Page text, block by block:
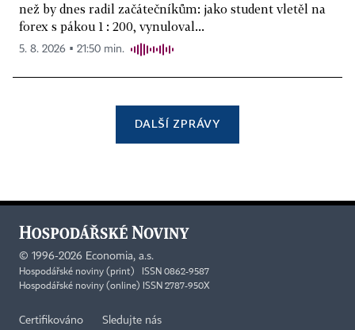
než by dnes radil začátečníkům: jako student vletěl na
forex s pákou 1 : 200, vynuloval...
5. 8. 2026 ▪ 21:50 min.
DALŠÍ ZPRÁVY
© 1996-2026 Economia, a.s.
Hospodářské noviny (print) ISSN 0862-9587
Hospodářské noviny (online) ISSN 2787-950X
Certifikováno Sledujte nás